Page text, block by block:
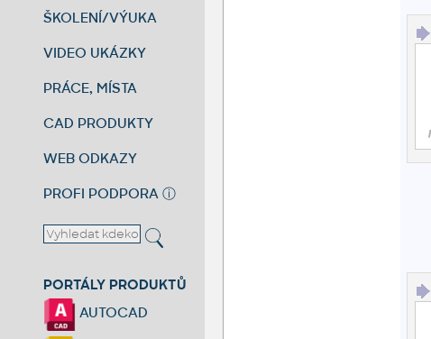
ŠKOLENÍ/VÝUKA
VIDEO UKÁZKY
PRÁCE, MÍSTA
CAD PRODUKTY
WEB ODKAZY
PROFI PODPORA ⓘ
PORTÁLY PRODUKTŮ
AUTOCAD